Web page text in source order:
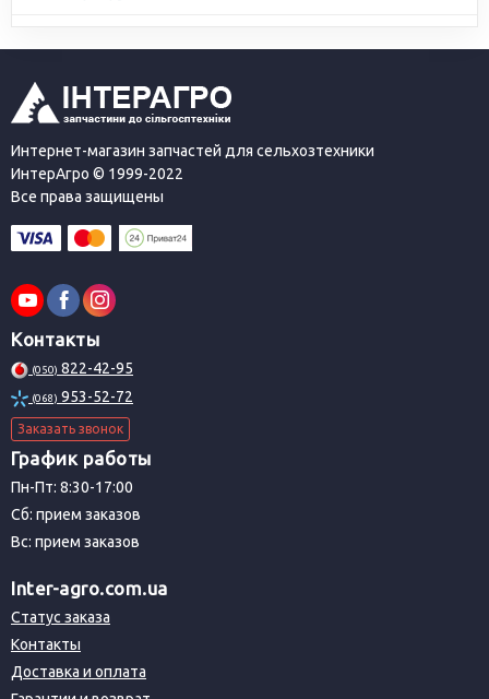
Интернет-магазин запчастей для сельхозтехники
ИнтерАгро © 1999-2022
Все права защищены
Контакты
(050) 822-42-95
(068) 953-52-72
Заказать звонок
График работы
Пн-Пт: 8:30-17:00
Сб: прием заказов
Вс: прием заказов
Inter-agro.com.ua
Статус заказа
Контакты
Доставка и оплата